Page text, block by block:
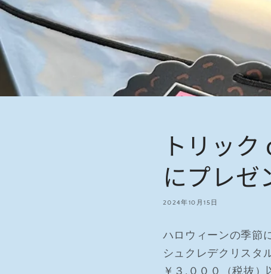
トリッ
にプレゼ
2024年10月15日
ハロウィーンの季節
シュクレデクリスタ